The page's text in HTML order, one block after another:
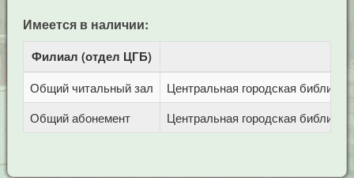
Имеется в наличии:
Филиал (отдел ЦГБ)
Общий читальный зал
Центральная городская
Общий абонемент
Центральная городская